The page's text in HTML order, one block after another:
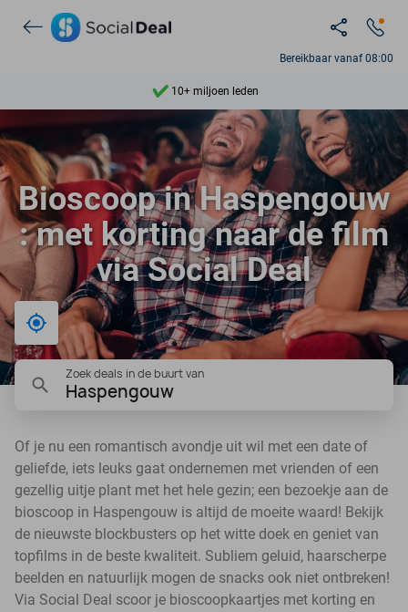
Bereikbaar vanaf 08:00
Ontdek 15.000+ deals
7 dagen per week beschikbaar
10+ miljoen leden
9,4
Ontdek 15.000+ deals
Bioscoop in Haspengouw
: met korting naar de film
via Social Deal
Bij mij in de buurt
Zoek deals in de buurt van
Haspengouw
Of je nu een romantisch avondje uit wil met een date of
geliefde, iets leuks gaat ondernemen met vrienden of een
gezellig uitje plant met het hele gezin; een bezoekje aan de
bioscoop in Haspengouw is altijd de moeite waard! Bekijk
de nieuwste blockbusters op het witte doek en geniet van
topfilms in de beste kwaliteit. Subliem geluid, haarscherpe
beelden en natuurlijk mogen de snacks ook niet ontbreken!
Via Social Deal scoor je bioscoopkaartjes met korting en